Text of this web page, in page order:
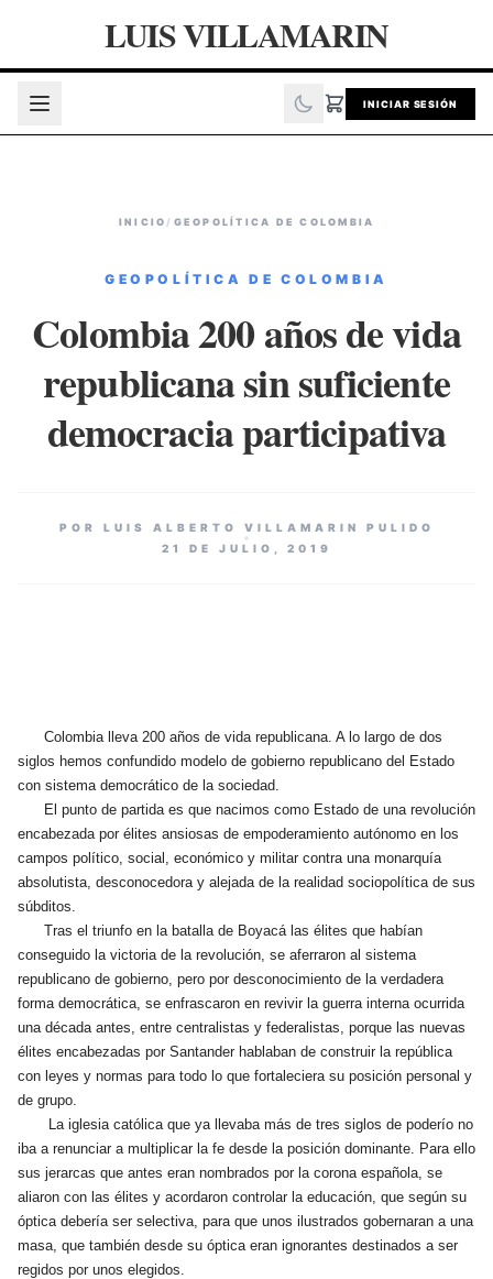
LUIS VILLAMARIN
INICIAR SESIÓN
INICIO / GEOPOLÍTICA DE COLOMBIA
GEOPOLÍTICA DE COLOMBIA
Colombia 200 años de vida
republicana sin suficiente
democracia participativa
POR LUIS ALBERTO VILLAMARIN PULIDO
21 DE JULIO, 2019
Colombia lleva 200 años de vida republicana. A lo largo de dos
siglos hemos confundido modelo de gobierno republicano del Estado
con sistema democrático de la sociedad.
El punto de partida es que nacimos como Estado de una revolución
encabezada por élites ansiosas de empoderamiento autónomo en los
campos político, social, económico y militar contra una monarquía
absolutista, desconocedora y alejada de la realidad sociopolítica de sus
súbditos.
Tras el triunfo en la batalla de Boyacá las élites que habían
conseguido la victoria de la revolución, se aferraron al sistema
republicano de gobierno, pero por desconocimiento de la verdadera
forma democrática, se enfrascaron en revivir la guerra interna ocurrida
una década antes, entre centralistas y federalistas, porque las nuevas
élites encabezadas por Santander hablaban de construir la república
con leyes y normas para todo lo que fortaleciera su posición personal y
de grupo.
La iglesia católica que ya llevaba más de tres siglos de poderío no
iba a renunciar a multiplicar la fe desde la posición dominante. Para ello
sus jerarcas que antes eran nombrados por la corona española, se
aliaron con las élites y acordaron controlar la educación, que según su
óptica debería ser selectiva, para que unos ilustrados gobernaran a una
masa, que también desde su óptica eran ignorantes destinados a ser
regidos por unos elegidos.